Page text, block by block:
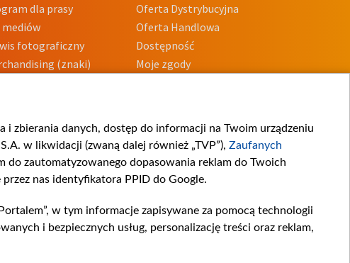
dla prasy
mediów
fotograficzny
(znaki)
Oferta Dystrybucyjna
Oferta Handlowa
Dostępność
Moje zgody
i zbierania danych, dostęp do informacji na Twoim urządzeniu
w likwidacji (zwaną dalej również „TVP”), Zaufanych
do zautomatyzowanego dopasowania reklam do Twoich
nas identyfikatora PPID do Google.
w tym informacje zapisywane za pomocą technologii
i bezpiecznych usług, personalizację treści oraz reklam,